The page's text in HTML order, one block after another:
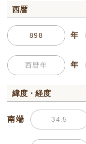
西暦
年
年
緯度・経度
南端